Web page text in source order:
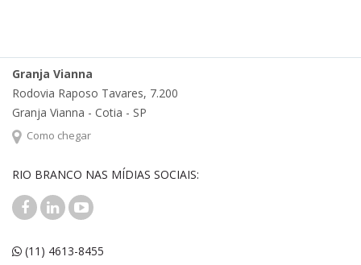
Granja Vianna
Rodovia Raposo Tavares, 7.200
Granja Vianna - Cotia - SP
Como chegar
RIO BRANCO NAS MÍDIAS SOCIAIS:
(11) 4613-8455